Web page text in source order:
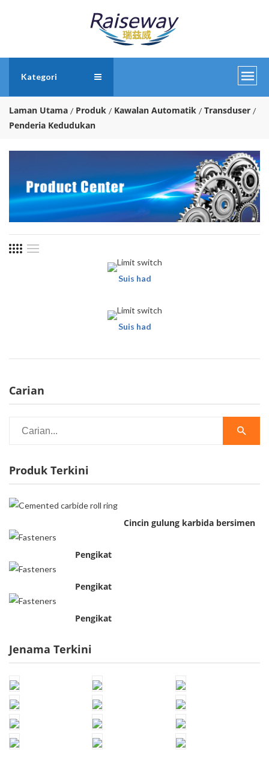
Kategori
Laman Utama Produk Kawalan Automatik
Transduser
Penderia Kedudukan
Carian
Produk Terkini
Cincin gulung karbida bersimen
Pengikat
Pengikat
Pengikat
Jenama Terkini
Suis had
Suis had